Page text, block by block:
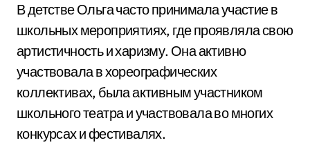
В детстве Ольга часто принимала участие в
школьных мероприятиях, где проявляла свою
артистичность и харизму. Она активно
участвовала в хореографических
коллективах, была активным участником
школьного театра и участвовала во многих
конкурсах и фестивалях.